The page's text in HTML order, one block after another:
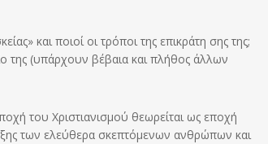
και ποιοί οι τρόποι της επικράτη σης της;
της (υπάρχουν βέβαια και πλήθος άλλων
του Χριστιανισμού θεωρείται ως εποχή
των ελεύθερα σκεπτόμενων αν­θρώπων και